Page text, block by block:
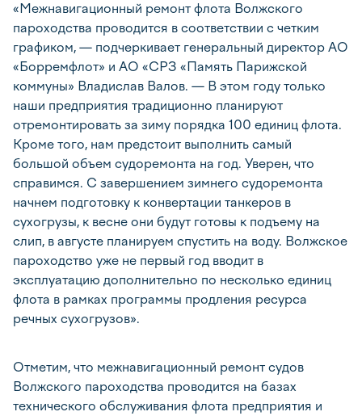
«Межнавигационный ремонт флота Волжского
пароходства проводится в соответствии с четким
графиком, — подчеркивает генеральный директор АО
«Борремфлот» и АО «СРЗ «Память Парижской
коммуны» Владислав Валов. — В этом году только
наши предприятия традиционно планируют
отремонтировать за зиму порядка 100 единиц флота.
Кроме того, нам предстоит выполнить самый
большой объем судоремонта на год. Уверен, что
справимся. С завершением зимнего судоремонта
начнем подготовку к конвертации танкеров в
сухогрузы, к весне они будут готовы к подъему на
слип, в августе планируем спустить на воду. Волжское
пароходство уже не первый год вводит в
эксплуатацию дополнительно по несколько единиц
флота в рамках программы продления ресурса
речных сухогрузов».
Отметим, что межнавигационный ремонт судов
Волжского пароходства проводится на базах
технического обслуживания флота предприятия и